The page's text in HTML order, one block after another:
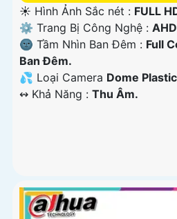
☀️ Hình Ảnh Sắc nét : FULL
⚙ Trang Bị Công Nghệ :
🌚 Tầm Nhìn Ban Đêm : Full
Ban Đêm.
💦 Loại Camera Dome
️↭ Khả Năng : Thu Âm.